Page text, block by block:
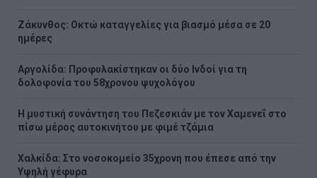
Ζάκυνθος: Οκτώ καταγγελίες για βιασμό μέσα σε 20
ημέρες
Αργολίδα: Προφυλακίστηκαν οι δύο Ινδοί για τη
δολοφονία του 58χρονου ψυχολόγου
Η μυστική συνάντηση του Πεζεσκιάν με τον Χαμενεΐ στο
πίσω μέρος αυτοκινήτου με φιμέ τζάμια
Χαλκίδα: Στο νοσοκομείο 35χρονη που έπεσε από την
Υψηλή γέφυρα